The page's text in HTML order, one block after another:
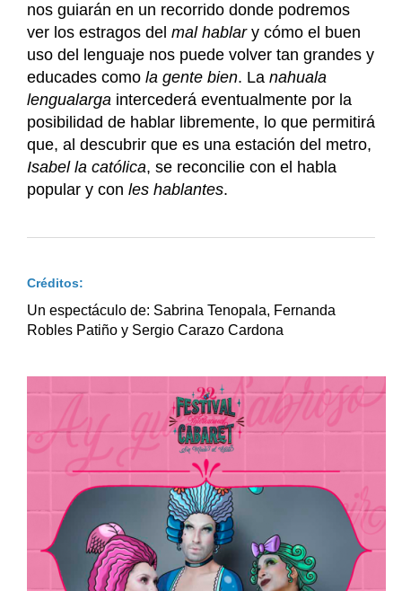
nos guiarán en un recorrido donde podremos
ver los estragos del mal hablary cómo el buen
uso del lenguaje nos puede volver tan grandes y
educades como la gente bien. La nahuala
lengualarga intercederá eventualmente por la
posibilidad de hablar libremente, lo que permitirá
que, al descubrir que es una estación del metro,
Isabel la católica, se reconcilie con el habla
popular y con les hablantes.
Créditos:
Un espectáculo de: Sabrina Tenopala, Fernanda
Robles Patiño y Sergio Carazo Cardona